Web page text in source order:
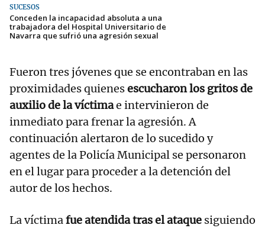
SUCESOS
Conceden la incapacidad absoluta a una
trabajadora del Hospital Universitario de
Navarra que sufrió una agresión sexual
Fueron tres jóvenes que se encontraban en las
proximidades quienesescucharon los gritos de
auxilio de la víctimae intervinieron de
inmediato para frenar la agresión. A
continuación alertaron de lo sucedido y
agentes de la Policía Municipal se personaron
en el lugar para proceder a la detención del
autor de los hechos.
La víctimafue atendida tras el ataque siguiendo